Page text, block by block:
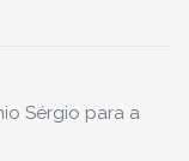
Sérgio para a